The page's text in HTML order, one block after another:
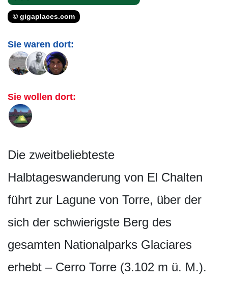
© gigaplaces.com
Sie waren dort:
Sie wollen dort:
Die zweitbeliebteste
Halbtageswanderung von El Chalten
führt zur Lagune von Torre, über der
sich der schwierigste Berg des
gesamten Nationalparks Glaciares
erhebt – Cerro Torre (3.102 m ü. M.).